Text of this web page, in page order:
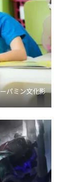
パミン文化影